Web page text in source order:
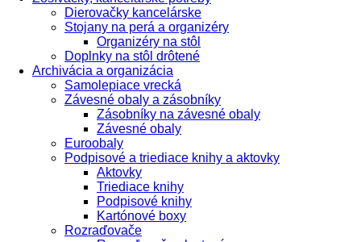
Dierovačky kancelárske
Stojany na perá a organizéry
Organizéry na stôl
Doplnky na stôl drôtené
Archivácia a organizácia
Samolepiace vrecká
Závesné obaly a zásobníky
Zásobníky na závesné obaly
Závesné obaly
Euroobaly
Podpisové a triediace knihy a aktovky
Aktovky
Triediace knihy
Podpisové knihy
Kartónové boxy
Rozraďovače